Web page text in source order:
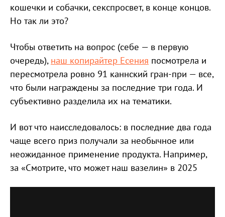
кошечки и собачки, секспросвет, в конце концов.
Но так ли это?
Чтобы ответить на вопрос (себе — в первую
очередь), наш копирайтер Есения посмотрела и
пересмотрела ровно 91 каннский гран-при — все,
что были награждены за последние три года. И
субъективно разделила их на тематики.
И вот что наисследовалось: в последние два года
чаще всего приз получали за необычное или
неожиданное применение продукта. Например,
за «Смотрите, что может наш вазелин» в 2025